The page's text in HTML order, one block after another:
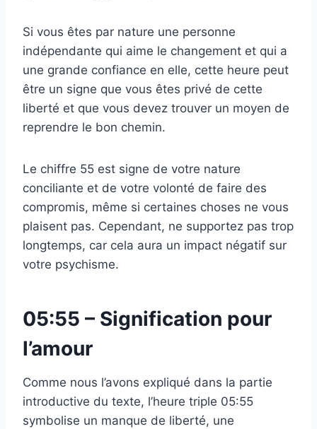
Si vous êtes par nature une personne
indépendante qui aime le changement et qui a
une grande confiance en elle, cette heure peut
être un signe que vous êtes privé de cette
liberté et que vous devez trouver un moyen de
reprendre le bon chemin.
Le chiffre 55 est signe de votre nature
conciliante et de votre volonté de faire des
compromis, même si certaines choses ne vous
plaisent pas. Cependant, ne supportez pas trop
longtemps, car cela aura un impact négatif sur
votre psychisme.
05:55 – Signification pour
l’amour
Comme nous l’avons expliqué dans la partie
introductive du texte, l’heure triple 05:55
symbolise un manque de liberté, une